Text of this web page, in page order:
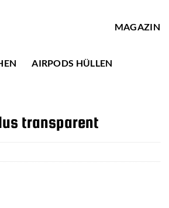
MAGAZIN
AIRPODS HÜLLEN
transparent